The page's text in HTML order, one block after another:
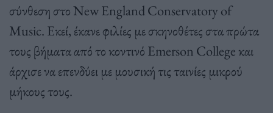
σύνθεση στο New England Conservatory of
Music. Εκεί, έκανε φιλίες με σκηνοθέτες στα πρώτα
τους βήματα από το κοντινό Emerson College και
άρχισε να επενδύει με μουσική τις ταινίες μικρού
μήκους τους.